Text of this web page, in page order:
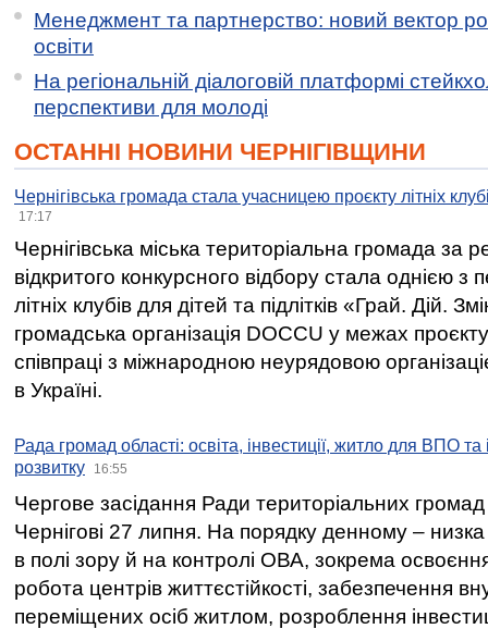
Менеджмент та партнерство: новий вектор
освіти
На регіональній діалоговій платформі
перспективи для молоді
ОСТАННІ НОВИНИ ЧЕРНІГІВЩИНИ
Чернігівська громада стала учасницею проєкту літніх
17:17
Чернігівська міська територіальна громада за
відкритого конкурсного відбору стала однією
літніх клубів для дітей та підлітків «Грай. Дій.
громадська організація DOCCU у межах
співпраці з міжнародною неурядовою
в Україні.
Рада громад області: освіта, інвестиції, житло для ВПО
розвитку
16:55
Чергове засідання Ради територіальних громад
Чернігові 27 липня. На порядку денному –
в полі зору й на контролі ОВА, зокрема освоєння
робота центрів життєстійкості, забезпечення
переміщених осіб житлом, розроблення